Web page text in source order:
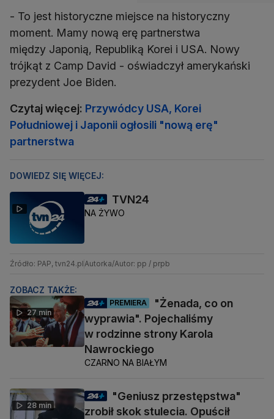
- To jest historyczne miejsce na historyczny
moment. Mamy nową erę partnerstwa
między Japonią, Republiką Korei i USA. Nowy
trójkąt z Camp David - oświadczył amerykański
prezydent Joe Biden.
Czytaj więcej: Przywódcy USA, Korei
Południowej i Japonii ogłosili "nową erę"
partnerstwa
DOWIEDZ SIĘ WIĘCEJ:
TVN24
NA ŻYWO
Źródło: PAP, tvn24.pl Autorka/Autor: pp / prpb
ZOBACZ TAKŻE:
27 min
PREMIERA
"Żenada, co on
wyprawia". Pojechaliśmy
w rodzinne strony Karola
Nawrockiego
CZARNO NA BIAŁYM
28 min
"Geniusz przestępstwa"
zrobił skok stulecia. Opuścił